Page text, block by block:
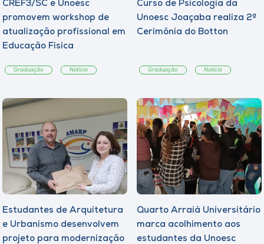
CREF3/SC e Unoesc
promovem workshop de
atualização profissional em
Educação Física
Graduação Notícia
Curso de Psicologia da
Unoesc Joaçaba realiza 2ª
Cerimônia do Botton
Graduação Notícia
Estudantes de Arquitetura
e Urbanismo desenvolvem
projeto para modernização
Quarto Arraiá Universitário
marca acolhimento aos
estudantes da Unoesc